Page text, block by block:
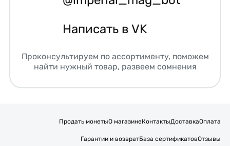
Написать в VK
Проконсультируем по ассортименту, поможем
найти нужный товар, развеем сомнения
Продать монетыО магазинеКонтактыДоставкаОплата
Гарантии и возвратБаза сертификатовОтзывы